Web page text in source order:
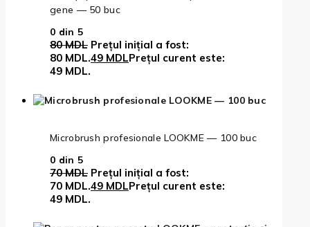
gene — 50 buc
0 din 5
80MDL Prețul inițial a fost:
80 MDL.49 MDLPrețul curent este:
49 MDL.
Microbrush profesionale LOOKME — 100 buc
0 din 5
70MDL Prețul inițial a fost:
70 MDL.49 MDLPrețul curent este:
49 MDL.